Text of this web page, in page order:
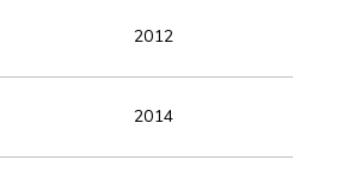
2012
2014